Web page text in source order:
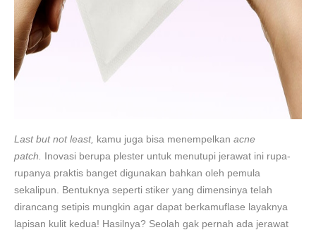
Last but not least, kamu juga bisa menempelkan acne
patch.
Inovasi berupa plester untuk menutupi jerawat ini rupa-
rupanya praktis banget digunakan bahkan oleh pemula
sekalipun. Bentuknya seperti stiker yang dimensinya telah
dirancang setipis mungkin agar dapat berkamuflase layaknya
lapisan kulit kedua! Hasilnya? Seolah gak pernah ada jerawat